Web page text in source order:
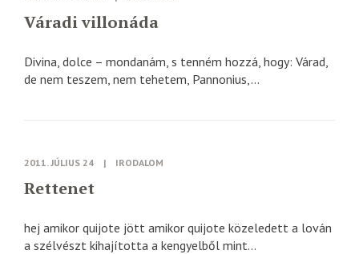
Váradi villonáda
Divina, dolce – mondanám, s tenném hozzá, hogy: Várad,
de nem teszem, nem tehetem, Pannonius,...
2011. JÚLIUS 24 | IRODALOM
Rettenet
hej amikor quijote jött amikor quijote közeledett a lován
a szélvészt kihajította a kengyelből mint...